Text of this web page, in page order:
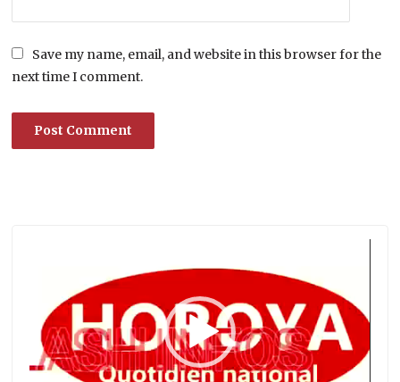
Save my name, email, and website in this browser for the
next time I comment.